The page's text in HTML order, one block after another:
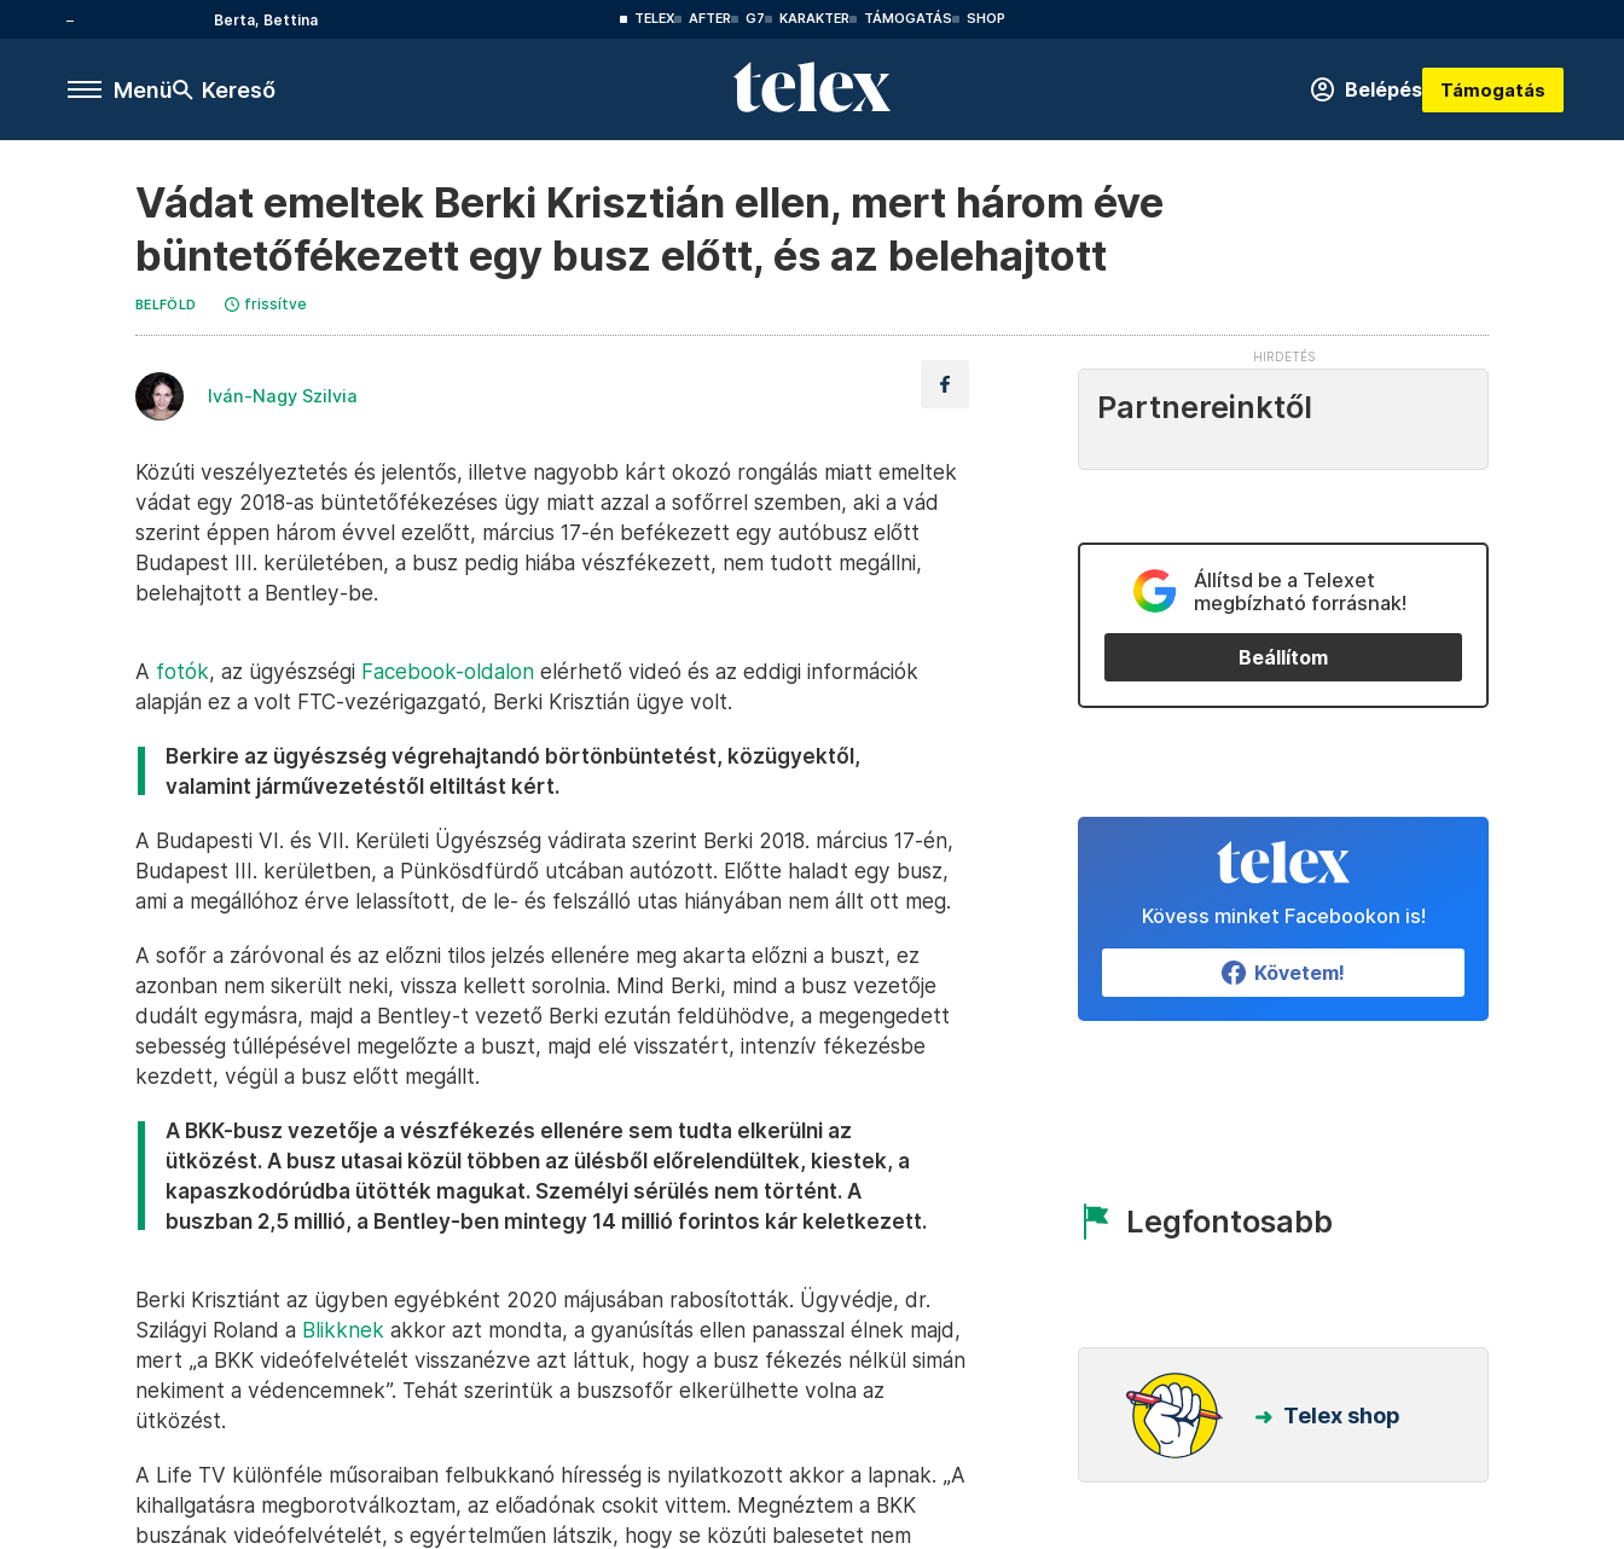
Berta, Bettina TELEX AFTER G7 KARAKTER TÁMOGATÁS SHOP
Menü Kereső Belépés Támogatás
Vádat emeltek Berki Krisztián ellen, mert három éve
büntetőfékezett egy busz előtt, és az belehajtott
BELFÖLD frissítve
Iván-Nagy Szilvia
Közúti veszélyeztetés és jelentős, illetve nagyobb kárt okozó rongálás miatt emeltek
vádat egy 2018-as büntetőfékezéses ügy miatt azzal a sofőrrel szemben, aki a vád
szerint éppen három évvel ezelőtt, március 17-én befékezett egy autóbusz előtt
Budapest III. kerületében, a busz pedig hiába vészfékezett, nem tudott megállni,
belehajtott a Bentley-be.
A fotók, az ügyészségi Facebook-oldalon elérhető videó és az eddigi információk
alapján ez a volt FTC-vezérigazgató, Berki Krisztián ügye volt.
Berkire az ügyészség végrehajtandó börtönbüntetést, közügyektől,
valamint járművezetéstől eltiltást kért.
A Budapesti VI. és VII. Kerületi Ügyészség vádirata szerint Berki 2018. március 17-én,
Budapest III. kerületben, a Pünkösdfürdő utcában autózott. Előtte haladt egy busz,
ami a megállóhoz érve lelassított, de le- és felszálló utas hiányában nem állt ott meg.
A sofőr a záróvonal és az előzni tilos jelzés ellenére meg akarta előzni a buszt, ez
azonban nem sikerült neki, vissza kellett sorolnia. Mind Berki, mind a busz vezetője
dudált egymásra, majd a Bentley-t vezető Berki ezután feldühödve, a megengedett
sebesség túllépésével megelőzte a buszt, majd elé visszatért, intenzív fékezésbe
kezdett, végül a busz előtt megállt.
A BKK-busz vezetője a vészfékezés ellenére sem tudta elkerülni az
ütközést. A busz utasai közül többen az ülésből előrelendültek, kiestek, a
kapaszkodórúdba ütötték magukat. Személyi sérülés nem történt. A
buszban 2,5 millió, a Bentley-ben mintegy 14 millió forintos kár keletkezett.
Berki Krisztiánt az ügyben egyébként 2020 májusában rabosították. Ügyvédje, dr.
Szilágyi Roland a Blikknek akkor azt mondta, a gyanúsítás ellen panasszal élnek majd,
mert „a BKK videófelvételét visszanézve azt láttuk, hogy a busz fékezés nélkül simán
nekiment a védencemnek”. Tehát szerintük a buszsofőr elkerülhette volna az
ütközést.
A Life TV különféle műsoraiban felbukkanó híresség is nyilatkozott akkor a lapnak. „A
kihallgatásra megborotválkoztam, az előadónak csokit vittem. Megnéztem a BKK
buszának videófelvételét, s egyértelműen látszik, hogy se közúti balesetet nem
Partnereinktől
Állítsd be a Telexet
megbízható forrásnak!
Beállítom
Kövess minket Facebookon is!
Követem!
Legfontosabb
Telex shop